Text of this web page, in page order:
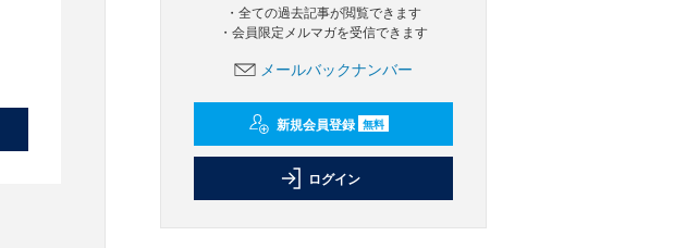
・全ての過去記事が閲覧できます
・会員限定メルマガを受信できます
メールバックナンバー
新規会員登録 無料
ログイン